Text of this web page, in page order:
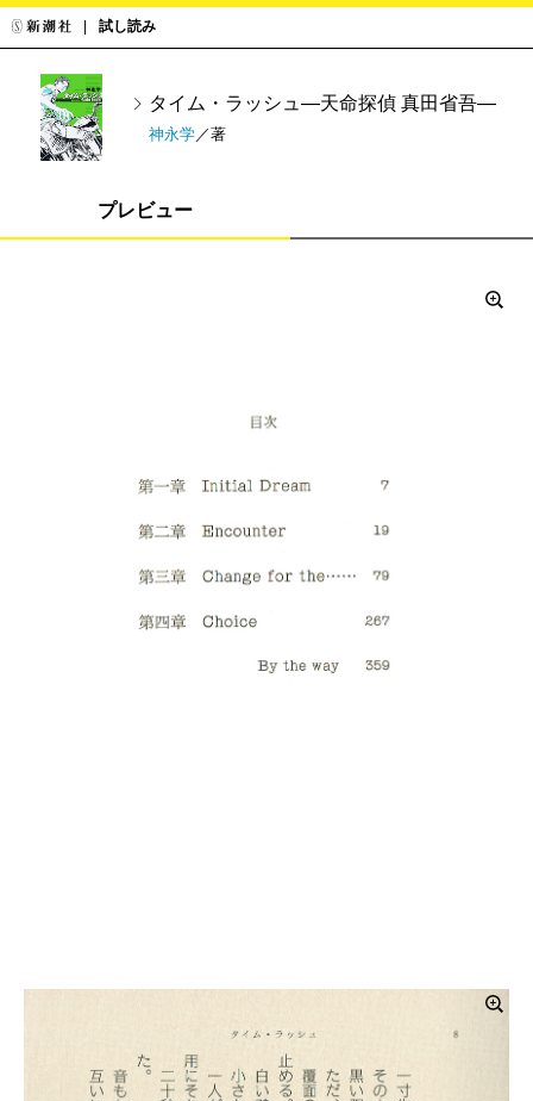
試し読み
タイム・ラッシュ―天命探偵 真田省吾―
神永学 ／著
プレビュー